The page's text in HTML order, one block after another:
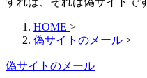
HOME >
偽サイトのメール >
偽サイトのメール